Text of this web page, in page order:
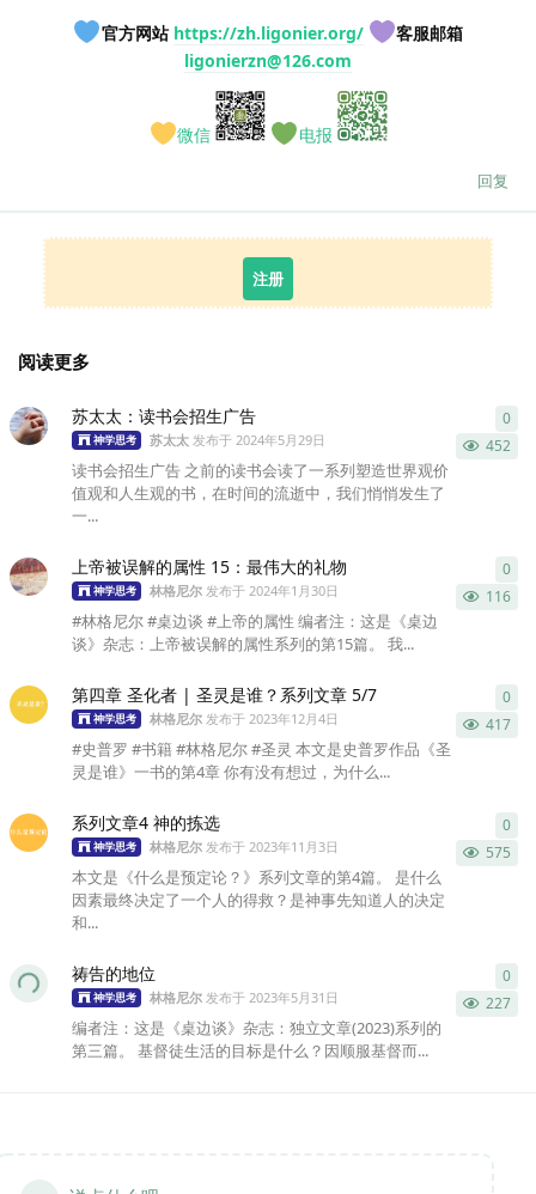
官方网站 https://zh.ligonier.org/
客服邮箱
ligonierzn@126.com
微信 电报
回复
注册
阅读更多
苏太太：读书会招生广告
神学思考 苏太太 发布于2024年5月29日 452
读书会招生广告 之前的读书会读了一系列塑造世界观价
值观和人生观的书，在时间的流逝中，我们悄悄发生了
一...
0
上帝被误解的属性 15：最伟大的礼物
神学思考 林格尼尔 发布于2024年1月30日 116
#林格尼尔 #桌边谈 #上帝的属性 编者注：这是《桌边
谈》杂志：上帝被误解的属性系列的第15篇。 我...
0
第四章 圣化者 | 圣灵是谁？系列文章 5/7
神学思考 林格尼尔 发布于2023年12月4日 417
#史普罗 #书籍 #林格尼尔 #圣灵 本文是史普罗作品《圣
灵是谁》一书的第4章 你有没有想过，为什么...
0
系列文章4 神的拣选
神学思考 林格尼尔 发布于2023年11月3日 575
本文是《什么是预定论？》系列文章的第4篇。 是什么
因素最终决定了一个人的得救？是神事先知道人的决定
和...
0
祷告的地位
神学思考 林格尼尔 发布于2023年5月31日 227
编者注：这是《桌边谈》杂志：独立文章(2023)系列的
第三篇。 基督徒生活的目标是什么？因顺服基督而...
0